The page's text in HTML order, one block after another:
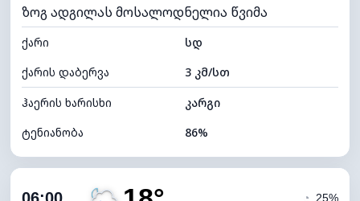
ხილვადობა
10 კმ
განათების ინდექსი 0 (ბნელი)
ღრუბლის სიმაღლე 7200 მ
ზოგ ადგილას მოსალოდნელია წვიმა
ქარი
სდ
ქარის დაბერვა
3 კმ/სთ
ჰაერის ხარისხი
კარგი
ტენიანობა
86%
ღრუბლიანობა
◔ 25%